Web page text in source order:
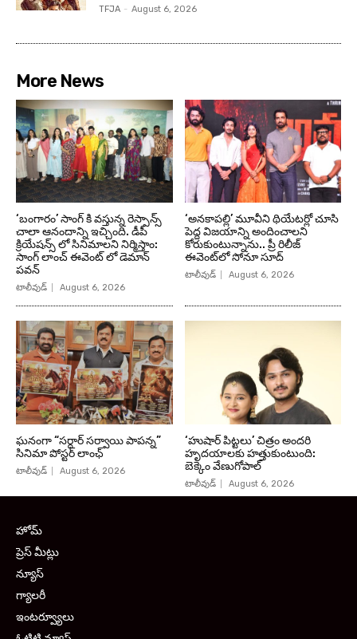
TFJA - August 6, 2026
More News
‘బంగారం’ సాంగ్ కి వస్తున్న రెస్పాన్స్
చాలా ఆనందాన్ని ఇచ్చింది. డీపీ
క్రియేషన్స్ లో సినిమాలని నిర్మిస్తాం:
సాంగ్ లాంచ్ ఈవెంట్ లో డెమాన్
పవన్
టాలీవుడ్ August 6, 2026
‘అనకాపల్లి’ మూవీని థియేటర్లో చూసి
పెద్ద విజయాన్ని అందించాలని
కోరుకుంటున్నాను.. ప్రీ రిలీజ్
ఈవెంట్‌లో సోనూ సూద్
టాలీవుడ్ August 6, 2026
ఘనంగా “సర్దార్ సర్వాయి పాపన్న”
సినిమా పోస్టర్ లాంఛ్
టాలీవుడ్ August 6, 2026
‘హుషార్‌ పిట్టలు’ చిత్రం అందరి
హృదయాలకు హత్తుకుంటుంది:
బెక్కెం వేణుగోపాల్‌
టాలీవుడ్ August 6, 2026
హోమ్
ప్రెస్ మీట్లు
న్యూస్
గ్యాలరీ
ఇంటర్వ్యూలు